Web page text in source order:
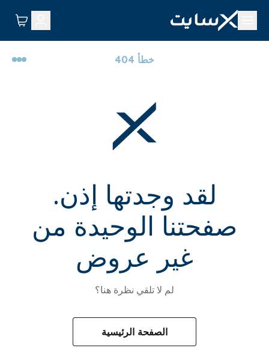
خطأ 404
لقد وجدتها إذن.
صفحتنا الوحيدة من
غير عروض
لم لا تلقي نظرة هنا؟
الصفحة الرئيسية